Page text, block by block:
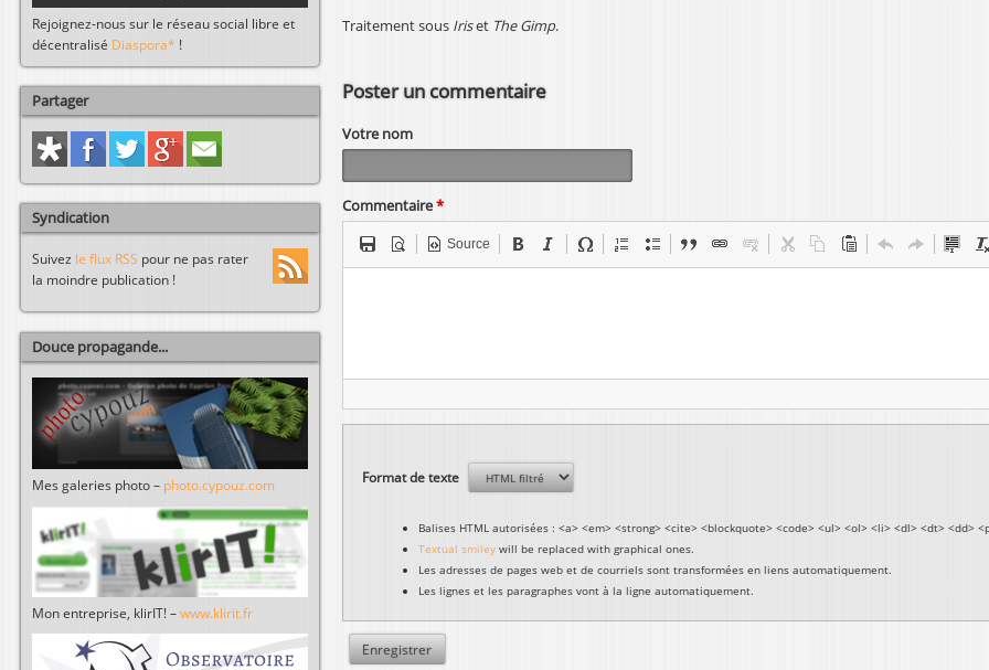
Traitement sous Iriset The Gimp.
Poster un commentaire
Votre nom
Commentaire*
Source
Format de texte
Balises HTML autorisées : <a> <em> <strong> <cite> <blockquote> <code> <ul> <ol> <li> <dl> <dt> <dd>
Textual smiley will be replaced with graphical ones.
Les adresses de pages web et de courriels sont transformées en liens automatiquement.
Les lignes et les paragraphes vont à la ligne automatiquement.
Rejoignez-nous sur le réseau social libre et
décentralisé Diaspora* !
Partager
Syndication
Suivez le flux RSS pour ne pas rater
la moindre publication !
Douce propagande...
Mes galeries photo – photo.cypouz.com
Mon entreprise, klirIT! – www.klirit.fr